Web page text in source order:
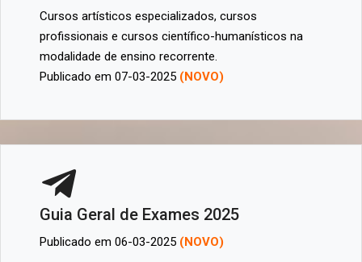
Cursos artísticos especializados, cursos
profissionais e cursos científico-humanísticos na
modalidade de ensino recorrente.
Publicado em 07-03-2025 (NOVO)
Guia Geral de Exames 2025
Publicado em 06-03-2025 (NOVO)